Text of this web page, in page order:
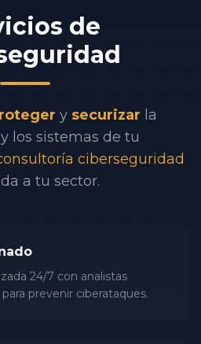
de
y securizar la
los sistemas de tu
ciberseguridad
a tu sector.
24/7 con analistas
prevenir ciberataques.